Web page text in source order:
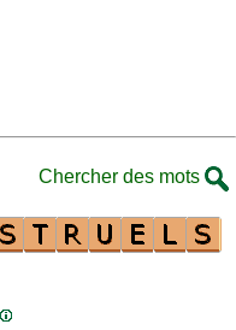
Chercher des mots